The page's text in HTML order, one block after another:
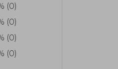
por el
(0)
(0)
(0)
(0)